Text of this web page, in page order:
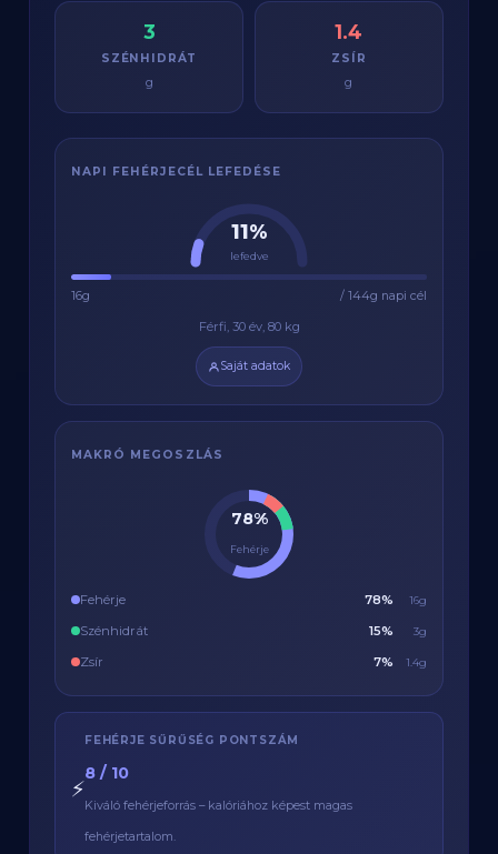
3
SZÉNHIDRÁT
g
1.4
ZSÍR
g
NAPI FEHÉRJECÉL LEFEDÉSE
11%
lefedve
16g
/ 144g napi cél
Férfi, 30 év, 80 kg
Saját adatok
MAKRÓ MEGOSZLÁS
78%
Fehérje
Fehérje 78% 16g
Szénhidrát 15% 3g
Zsír 7% 1.4g
⚡
FEHÉRJE SŰRŰSÉG PONTSZÁM
8 / 10
Kiváló fehérjeforrás – kalóriához képest magas
fehérjetartalom.